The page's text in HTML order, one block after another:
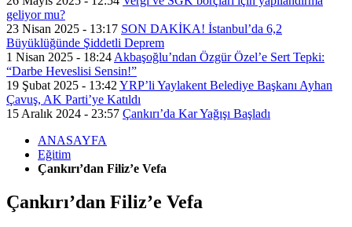
geliyor mu?
23 Nisan 2025 - 13:17 SON DAKİKA! İstanbul’da 6,2
Büyüklüğünde Şiddetli Deprem
1 Nisan 2025 - 18:24 Akbaşoğlu’ndan Özgür Özel’e Sert Tepki:
“Darbe Heveslisi Sensin!”
19 Şubat 2025 - 13:42 YRP’li Yaylakent Belediye Başkanı Ayhan
Çavuş, AK Parti’ye Katıldı
15 Aralık 2024 - 23:57 Çankırı’da Kar Yağışı Başladı
ANASAYFA
Eğitim
Çankırı’dan Filiz’e Vefa
Çankırı’dan Filiz’e Vefa